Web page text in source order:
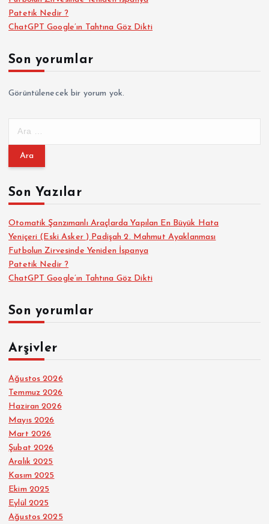
Patetik Nedir ?
ChatGPT Google’ın Tahtına Göz Dikti
Son yorumlar
Görüntülenecek bir yorum yok.
m
:Son Yazılar
Otomatik Şanzımanlı Araçlarda Yapılan En Büyük Hata
Yeniçeri (Eski Asker ) Padişah 2. Mahmut Ayaklanması
Futbolun Zirvesinde Yeniden İspanya
Patetik Nedir ?
ChatGPT Google’ın Tahtına Göz Dikti
Son yorumlar
Arşivler
Ağustos 2026
Temmuz 2026
Haziran 2026
Mayıs 2026
Mart 2026
Şubat 2026
Aralık 2025
Kasım 2025
Ekim 2025
Eylül 2025
Ağustos 2025